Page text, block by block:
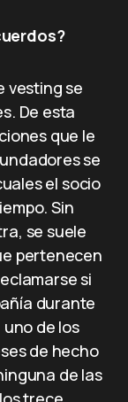
vesting se
De esta
que le
se
el socio
Sin
se suele
pertenecen
si
durante
uno de los
de hecho
de las